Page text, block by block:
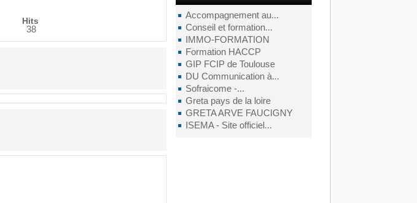
Accompagnement au...
Conseil et formation...
IMMO-FORMATION
Formation HACCP
GIP FCIP de Toulouse
DU Communication à...
Sofraicome -...
Greta pays de la loire
GRETA ARVE FAUCIGNY
ISEMA - Site officiel...
Hits
38